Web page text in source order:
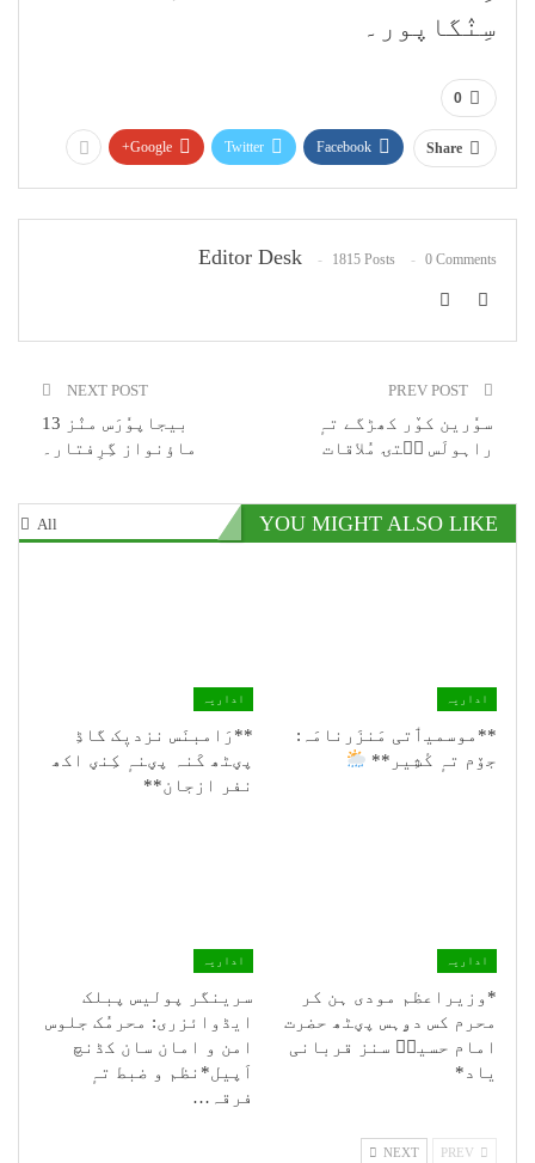
سِنٛگاپور۔
0
Share
Facebook
Twitter
Google+
Editor Desk 1815 Posts 0 Comments
سوٗرین کوٚر کھڑگے تہٕ
راہولَس سۭتۍ مُلاقات
NEXT POST
بیجاپوٗرَس منٛز 13
ماؤنواز گِرِفتار۔
All YOU MIGHT ALSO LIKE
اداریہ
**موسمیٲتی مَنزَرنامَہ:
جۆم تہٕ کٔشِیر**
اداریہ
**رَامبنَس نزدیٖک گاڈِ
پؠٹھ کَنہ پؠنہٕ کِنؠ اکھ
نفر ازجان**
اداریہ
*وزیراعظم مودی ہن کر
محرم کس دۄہس پؠٹھ حضرت
امام حسینؑ سنز قربانی
یاد*
اداریہ
سرینگر پولیس پبلک
ایڈوائزری: محرمُک جلوس
امن و امان سان کڈنچ
اَپیل*نظم و ضبط تہٕ
فرقہ…
NEXT